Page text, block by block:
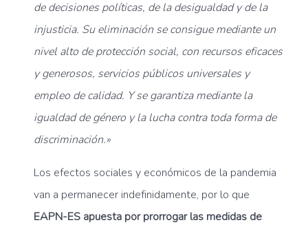
de decisiones políticas, de la desigualdad y de la
injusticia. Su eliminación se consigue mediante un
nivel alto de protección social, con recursos eficaces
y generosos, servicios públicos universales y
empleo de calidad. Y se garantiza mediante la
igualdad de género y la lucha contra toda forma de
discriminación.»
Los efectos sociales y económicos de la pandemia
van a permanecer indefinidamente, por lo que
EAPN-ES apuesta por prorrogar las medidas de